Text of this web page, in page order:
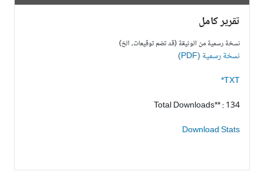
تقرير كامل
نسخة رسمية من الوثيقة (قد تضم توقيعات، الخ)
نسخة رسمية (PDF)
TXT*
Total Downloads** : 134
Download Stats